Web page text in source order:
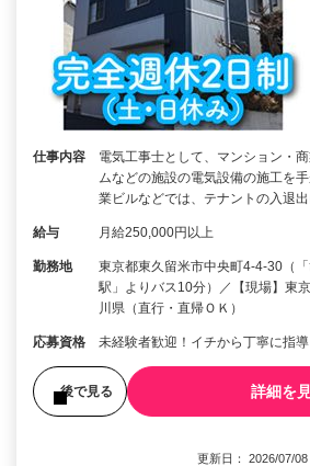
仕事内容
電気工事士として、マンション・
ムなどの施設の電気設備の施工を
業ビルなどでは、テナントの入退
給与 月給250,000円以上
勤務地
東京都東久留米市中央町4-4-30（
駅」よりバス10分）／【現場】東
川県（直行・直帰ＯＫ）
応募資格 未経験者歓迎！イチから丁寧に指導
後で見る 詳細を
更新日： 2026/07/